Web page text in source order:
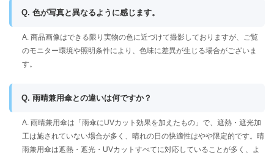
Q. 色が写真と異なるように感じます。
A. 商品画像はできる限り実物の色に近づけて撮影しておりますが、ご覧
のモニター環境や照明条件により、色味に差異が生じる場合がございま
す。
Q. 雨晴兼用傘との違いは何ですか？
A. 雨晴兼用傘は「雨傘にUVカット効果を加えたもの」で、遮熱・遮光加
工は施されていない場合が多く、晴れの日の快適性はやや限定的です。晴
雨兼用傘は遮熱・遮光・UVカットすべてに対応していることが多く、よ